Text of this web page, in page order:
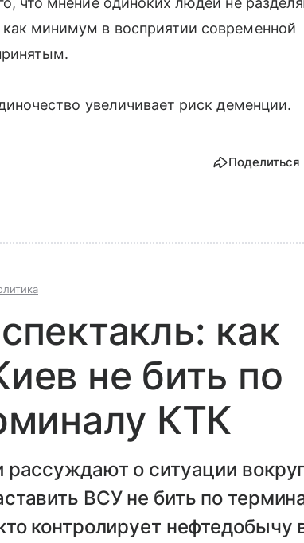
минимум в восприятии современной
увеличивает риск деменции.
Поделиться
как
не бить по
КТК
рассуждают о ситуации вокруг
ВСУ не бить по
контролирует нефтедобычу